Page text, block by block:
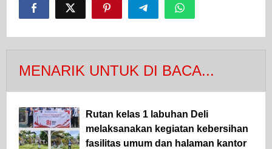
MENARIK UNTUK DI BACA...
Rutan kelas 1 labuhan Deli
melaksanakan kegiatan kebersihan
fasilitas umum dan halaman kantor